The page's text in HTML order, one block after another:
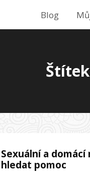
Blog
Sexuální a domácí
hledat pomoc